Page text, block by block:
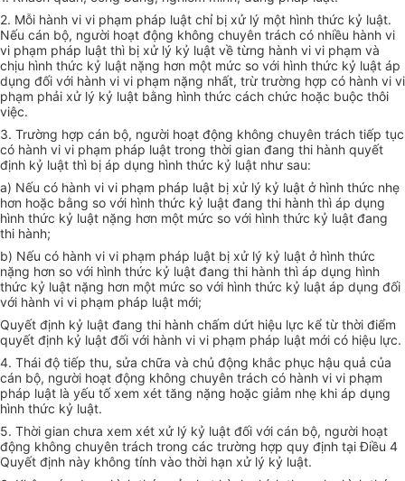
2. Mỗi hành vi vi phạm pháp luật chỉ bị xử lý một hình thức kỷ luật.
Nếu cán bộ, người hoạt động không chuyên trách có nhiều hành vi
vi phạm pháp luật thì bị xử lý kỷ luật về từng hành vi vi phạm và
chịu hình thức kỷ luật nặng hơn một mức so với hình thức kỷ luật áp
dụng đối với hành vi vi phạm nặng nhất, trừ trường hợp có hành vi vi
phạm phải xử lý kỷ luật bằng hình thức cách chức hoặc buộc thôi
việc.
3. Trường hợp cán bộ, người hoạt động không chuyên trách tiếp tục
có hành vi vi phạm pháp luật trong thời gian đang thi hành quyết
định kỷ luật thì bị áp dụng hình thức kỷ luật như sau:
a) Nếu có hành vi vi phạm pháp luật bị xử lý kỷ luật ở hình thức nhẹ
hơn hoặc bằng so với hình thức kỷ luật đang thi hành thì áp dụng
hình thức kỷ luật nặng hơn một mức so với hình thức kỷ luật đang
thi hành;
b) Nếu có hành vi vi phạm pháp luật bị xử lý kỷ luật ở hình thức
nặng hơn so với hình thức kỷ luật đang thi hành thì áp dụng hình
thức kỷ luật nặng hơn một mức so với hình thức kỷ luật áp dụng đối
với hành vi vi phạm pháp luật mới;
Quyết định kỷ luật đang thi hành chấm dứt hiệu lực kể từ thời điểm
quyết định kỷ luật đối với hành vi vi phạm pháp luật mới có hiệu lực.
4. Thái độ tiếp thu, sửa chữa và chủ động khắc phục hậu quả của
cán bộ, người hoạt động không chuyên trách có hành vi vi phạm
pháp luật là yếu tố xem xét tăng nặng hoặc giảm nhẹ khi áp dụng
hình thức kỷ luật.
5. Thời gian chưa xem xét xử lý kỷ luật đối với cán bộ, người hoạt
động không chuyên trách trong các trường hợp quy định tại Điều 4
Quyết định này không tính vào thời hạn xử lý kỷ luật.